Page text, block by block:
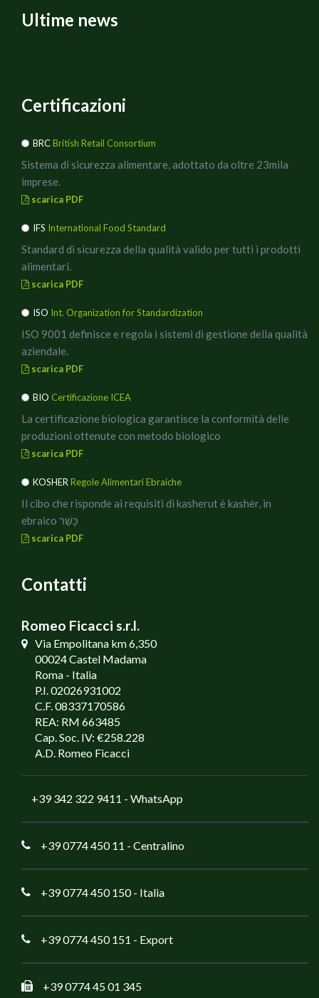
Ultime news
Certificazioni
BRCBritish Retail Consortium
Sistema di sicurezza alimentare, adottato da oltre 23mila
imprese.
scarica PDF
IFS International Food Standard
Standard di sicurezza della qualità valido per tutti i prodotti
alimentari.
scarica PDF
ISO Int. Organization for Standardization
ISO 9001 definisce e regola i sistemi di gestione della qualità
aziendale.
scarica PDF
BIO Certificazione ICEA
La certificazione biologica garantisce la conformità delle
produzioni ottenute con metodo biologico
scarica PDF
KOSHER Regole Alimentari Ebraiche
Il cibo che risponde ai requisiti di kasherut è kashèr, in
ebraico כָּשֵׁר
scarica PDF
Contatti
Romeo Ficacci s.r.l.
Via Empolitana km 6,350
00024 Castel Madama
Roma - Italia
P.I. 02026931002
C.F. 08337170586
REA: RM 663485
Cap. Soc. IV: €258.228
A.D. Romeo Ficacci
+39 342 322 9411 - WhatsApp
+39 0774 450 11 - Centralino
+39 0774 450 150- Italia
+39 0774 450 151 - Export
+39 0774 45 01 345